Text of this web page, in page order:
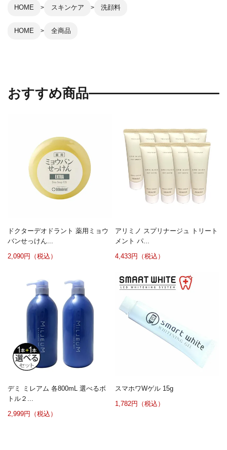
HOME スキンケア 洗顔料
HOME 全商品
おすすめ商品
ドクターデオドラント 薬用ミョウ
バンせっけん...
2,090円（税込）
アリミノ スプリナージュ トリート
メント パ...
4,433円（税込）
デミ ミレアム 各800mL 選べるボ
トル２...
2,999円（税込）
スマホワWゲル 15g
1,782円（税込）